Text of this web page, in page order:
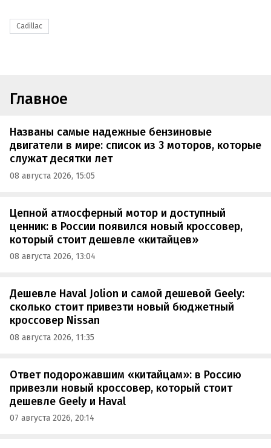
Cadillac
Главное
Названы самые надежные бензиновые
двигатели в мире: список из 3 моторов, которые
служат десятки лет
08 августа 2026, 15:05
Цепной атмосферный мотор и доступный
ценник: в России появился новый кроссовер,
который стоит дешевле «китайцев»
08 августа 2026, 13:04
Дешевле Haval Jolion и самой дешевой Geely:
сколько стоит привезти новый бюджетный
кроссовер Nissan
08 августа 2026, 11:35
Ответ подорожавшим «китайцам»: в Россию
привезли новый кроссовер, который стоит
дешевле Geely и Haval
07 августа 2026, 20:14